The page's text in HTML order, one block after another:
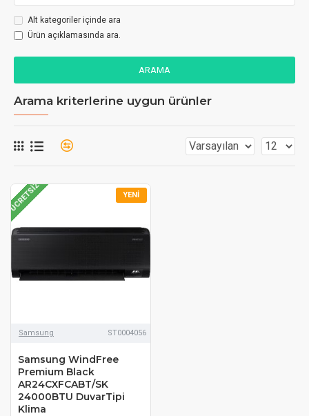
Alt kategoriler içinde ara
Ürün açıklamasında ara.
ARAMA
Arama kriterlerine uygun ürünler
YENI
ÜCRETSIZ
Samsung ST0004056
Samsung WindFree
Premium Black
AR24CXFCABT/SK
24000BTU DuvarTipi
Klima